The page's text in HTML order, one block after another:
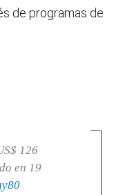
de programas de
126
en 19